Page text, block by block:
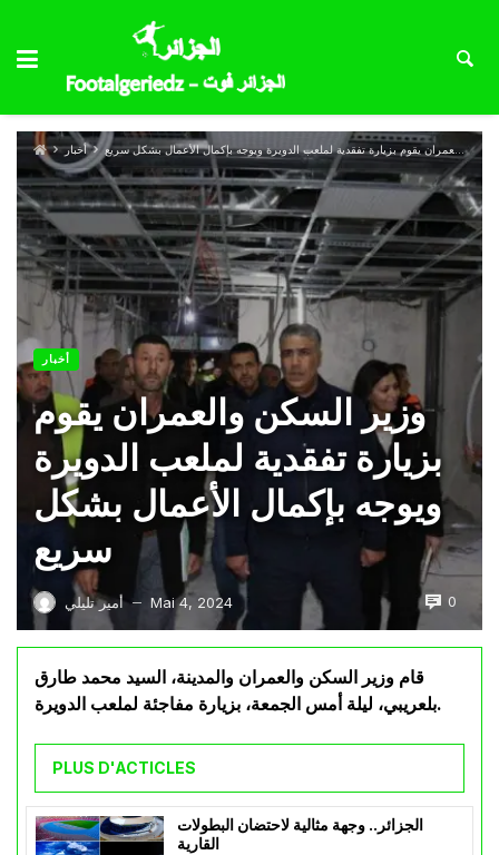
أخبار وزير السكن والعمران يقوم بزيارة تفقدية لملعب الدويرة ويوجه بإكمال الأعمال بشكل سريع
أخبار
وزير السكن والعمران يقوم
بزيارة تفقدية لملعب الدويرة
ويوجه بإكمال الأعمال بشكل
سريع
أمير تليلي — Mai 4, 2024 0
قام وزير السكن والعمران والمدينة، السيد محمد طارق
بلعريبي، ليلة أمس الجمعة، بزيارة مفاجئة لملعب الدويرة.
PLUS D'ACTICLES
الجزائر.. وجهة مثالية لاحتضان البطولات
القارية